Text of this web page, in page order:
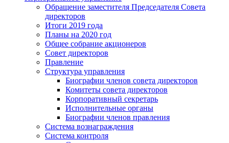
Обращение заместителя Председателя Совета
директоров
Итоги 2019 года
Планы на 2020 год
Общее собрание акционеров
Совет директоров
Правление
Структура управления
Биографии членов совета директоров
Комитеты совета директоров
Корпоративный секретарь
Исполнительные органы
Биографии членов правления
Система вознаграждения
Система контроля